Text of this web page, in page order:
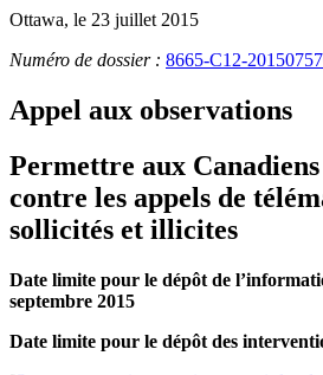
Ottawa, le 23 juillet 2015
Numéro de dossier : 8665-C12-
Appel aux observations
Permettre aux
contre les appels de
sollicités et illicites
Date limite pour le dépôt de
septembre 2015
Date limite pour le dépôt des